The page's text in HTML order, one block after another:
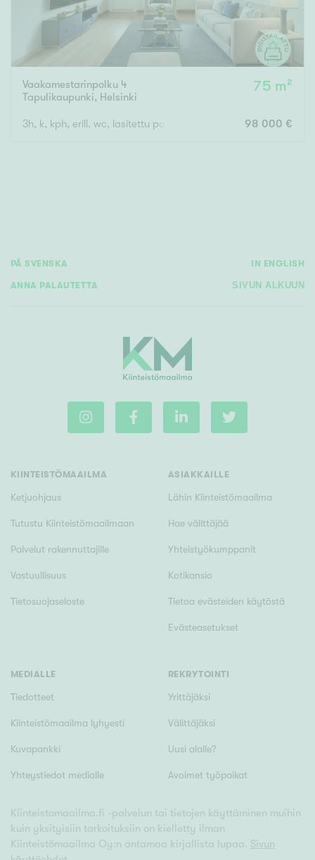
Hissi
Järvi- tai merinäköala
Maalämpö
Oma ranta
Oma sauna
Parveke
Vaakamestarinpolku 4
Tapulikaupunki, Helsinki
75 m²
3h, k, kph, erill. wc, lasitettu parveke 98 000 €
PÅ SVENSKA IN ENGLISH
ANNA PALAUTETTA SIVUN ALKUUN
KIINTEISTÖMAAILMA
Ketjuohjaus
Tutustu Kiinteistömaailmaan
Palvelut rakennuttajille
Vastuullisuus
Tietosuojaseloste
ASIAKKAILLE
Lähin Kiinteistömaailma
Hae välittäjää
Yhteistyökumppanit
Kotikansio
Tietoa evästeiden käytöstä
Evästeasetukset
MEDIALLE
Tiedotteet
Kiinteistömaailma lyhyesti
Kuvapankki
Yhteystiedot medialle
REKRYTOINTI
Yrittäjäksi
Välittäjäksi
Uusi alalle?
Avoimet työpaikat
Kiinteistomaailma.fi -palvelun tai tietojen käyttäminen muihin
kuin yksityisiin tarkoituksiin on kielletty ilman
Kiinteistömaailma Oy:n antamaa kirjallista lupaa. Sivun